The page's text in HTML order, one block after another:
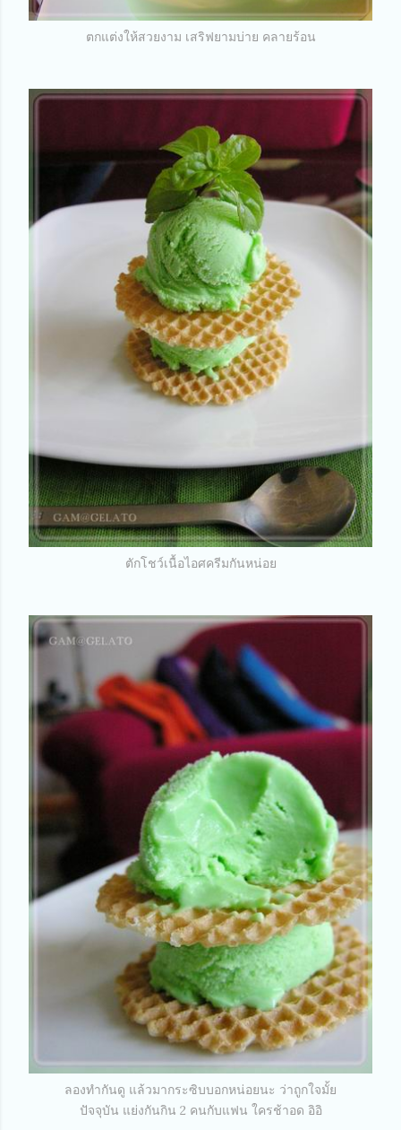
ตกแต่งให้สวยงาม เสริฟยามบ่าย คลายร้อน
ตักโชว์เนื้อไอศครีมกันหน่อย
ลองทำกันดู แล้วมากระซิบบอกหน่อยนะ ว่าถูกใจมั้ย
ปัจจุบัน แย่งกันกิน 2 คนกับแฟน ใครช้าอด อิอิ